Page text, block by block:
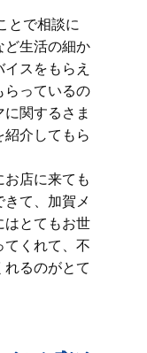
とで相談に
ど生活の細か
スをもらえ
らっているの
関するさま
介してもら
店に来ても
て、加賀メ
はとてもお世
くれて、不
るのがとて